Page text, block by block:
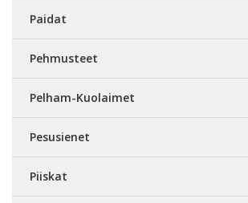
Paidat
Pehmusteet
Pelham-Kuolaimet
Pesusienet
Piiskat